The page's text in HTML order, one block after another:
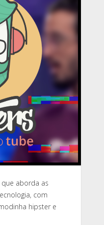
aborda as
com
hipster e